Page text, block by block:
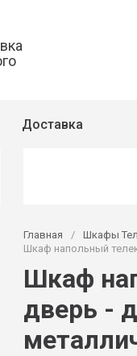
Доставка
Главная / Шкафы
Шкаф напольный
Шкаф
дверь -